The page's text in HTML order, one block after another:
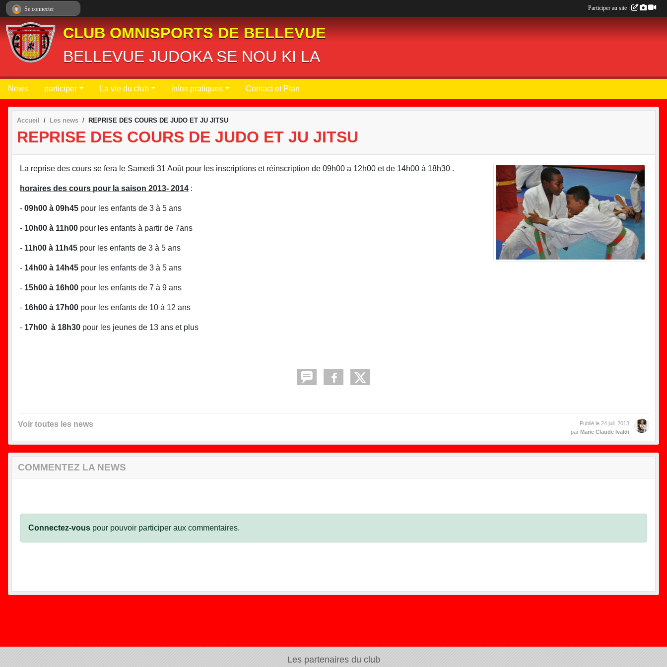
CLUB OMNISPORTS DE BELLEVUE
BELLEVUE JUDOKA SE NOU KI LA
News participer La vie du club infos pratiques Contact et Plan
Accueil Les news REPRISE DES COURS DE JUDO ET JU JITSU
REPRISE DES COURS DE JUDO ET JU JITSU
La reprise des cours se fera le Samedi 31 Août pour les inscriptions et réinscription de 09h00 a 12h00 et de 14h00 à 18h30 .
horaires des cours pour la saison 2013- 2014 :
- 09h00 à 09h45 pour les enfants de 3 à 5 ans
- 10h00 à 11h00 pour les enfants à partir de 7ans
- 11h00 à 11h45 pour les enfants de 3 à 5 ans
- 14h00 à 14h45 pour les enfants de 3 à 5 ans
- 15h00 à 16h00 pour les enfants de 7 à 9 ans
- 16h00 à 17h00 pour les enfants de 10 à 12 ans
- 17h00 à 18h30 pour les jeunes de 13 ans et plus
Voir toutes les news Publié le 24 juil. 2013
par Marie Claude Ivaldi
COMMENTEZ LA NEWS
Connectez-vous pour pouvoir participer aux commentaires.
Les partenaires du club
Se connecter Participer au site :
Panneau de gestion des cookies